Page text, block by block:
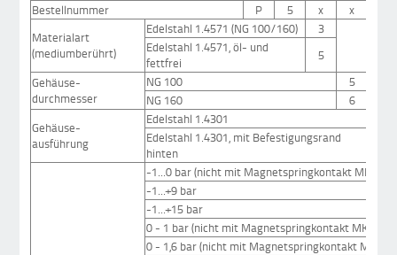
Bestellnummer
P 5 x x
Materialart
(mediumberührt)
Edelstahl 1.4571 (NG 100/160)
3
Edelstahl 1.4571, öl- und
fettfrei
5
Gehäuse-
durchmesser
NG 100
5
NG 160
6
Gehäuse-
ausführung
Edelstahl 1.4301
Edelstahl 1.4301, mit Befestigungsrand
hinten
-1...0 bar (nicht mit Magnetspringkontakt MK)
-1...+9 bar
-1...+15 bar
0 - 1 bar (nicht mit Magnetspringkontakt MK)
0 - 1,6 bar (nicht mit Magnetspringkontakt MK)